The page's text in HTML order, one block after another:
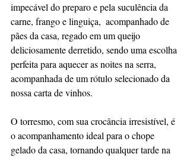
impecável do preparo e pela suculência da
carne, frango e linguiça,  acompanhado de
pães da casa, regado em um queijo
deliciosamente derretido, sendo uma escolha
perfeita para aquecer as noites na serra,
acompanhada de um rótulo selecionado da
nossa carta de vinhos.
O torresmo, com sua crocância irresistível, é
o acompanhamento ideal para o chope
gelado da casa, tornando qualquer tarde na